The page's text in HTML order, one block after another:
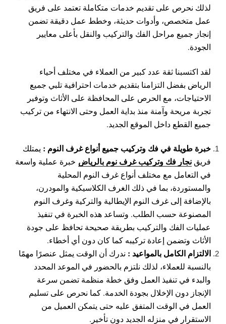
لذلك نحرص على تقديم خدمات متكاملة تعتمد على فريق
عمل متخصص، وأدوات حديثة، وخطط عمل دقيقة تضمن
إنجاز جميع مراحل الفك والتركيب والنقل بأعلى معايير
الجودة.
لقد اكتسبنا ثقة عدد كبير من العملاء في مختلف أحياء
الرياض بفضل التزامنا بتقديم خدمات احترافية تلبي جميع
الاحتياجات، مع الحرص على المحافظة على الأثاث وتوفير
تجربة مريحة وآمنة منذ بداية العمل وحتى الانتهاء من تركيب
جميع القطع داخل الموقع الجديد.
خبرة طويلة في فك وتركيب جميع أنواع غرف النوم : يمتلك
فريق نجار فك وتركيب غرف نوم بالرياض خبرة عملية واسعة
في التعامل مع مختلف أنواع غرف النوم المحلية
والمستوردة، بما في ذلك الغرف الكلاسيكية والمودرن،
بالإضافة إلى غرف النوم الإيطالية والتركية وغرف النوم
المصنوعة حسب الطلب. وتساعد هذه الخبرة في تنفيذ
عمليات الفك والتركيب بطريقة صحيحة تحافظ على جودة
الأثاث وتضمن إعادة تركيبه كما كان دون أي أخطاء.
الالتزام الكامل بالمواعيد : ندرك أن الوقت يمثل عنصرًا مهمًا
بالنسبة للعملاء، لذلك نلتزم بالحضور في الموعد المحدد
والبدء في تنفيذ العمل وفق خطة منظمة تضمن سرعة
الإنجاز دون الإخلال بجودة الخدمة. كما نحرص على تسليم
العمل في الوقت المتفق عليه حتى يتمكن العميل من
الاستقرار في منزله الجديد دون تأخير.